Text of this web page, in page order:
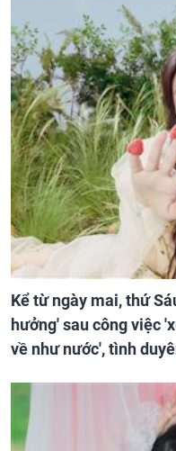
Kể từ ngày mai, thứ
hưởng' sau công việc
về như nước', tình